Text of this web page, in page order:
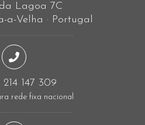
Lagoa 7C
a-Velha · Portugal
214 147 309
rede fixa nacional